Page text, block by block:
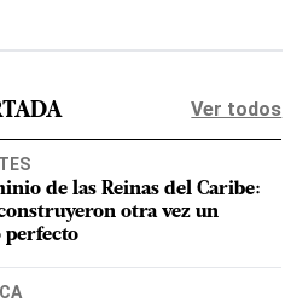
Ver todos
de las Reinas del Caribe:
otra vez un
perfecto